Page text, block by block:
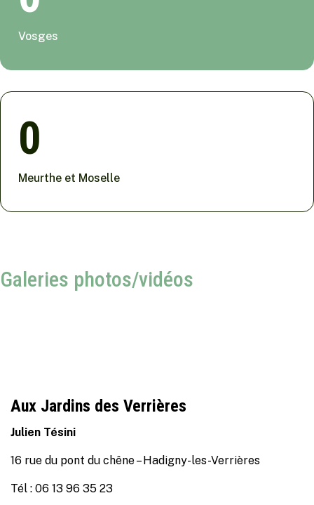
Vosges
0
Meurthe et Moselle
Galeries photos/vidéos
Aux Jardins des Verrières
Julien Tésini
16 rue du pont du chêne – Hadigny-les-Verrières
Tél : 06 13 96 35 23